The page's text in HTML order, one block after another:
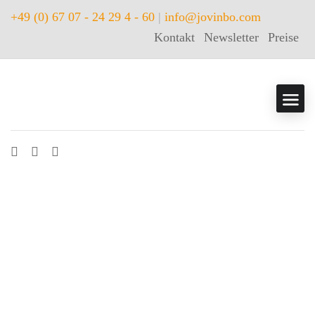
+49 (0) 67 07 - 24 29 4 - 60 | info@jovinbo.com
Kontakt
Newsletter Preise